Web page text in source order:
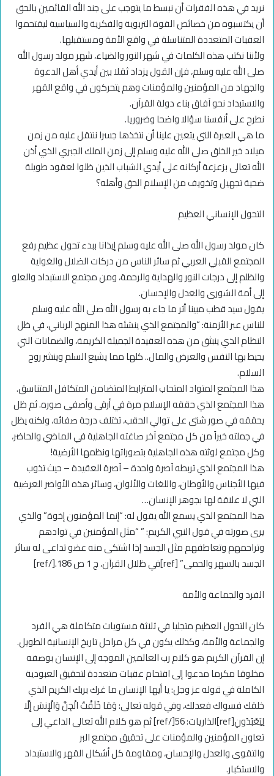
نريد في هذه الفقرات أن نبسط ما يتوجب على جند الله القائمين بالحق
أن يكتسبوه من خصائص القوة التربوية والفكرية والسياسية ليقتحموا
العقبات المتعددة المتناسلة في واقع الأمة ومستقبلها.
ولأننا نكتب هذه الكلمات في شهر النور والضياء، شهر مولد رسول الله
صلى الله عليه وسلم، فإن القول يزداد ثقلا بين أيدي أهل الدعوة
والجهاد من المؤمنين والمؤمنات وهم يتحركون في واقع القهر
والاستبداد نحو آفاق بناء دولة القرآن.
نطرح على أنفسنا سؤالا واضحا وضروريا.
ما هي العبرة التي يتعين علينا أن نتخذها جسرا ننتقل عليه من زمن
ميلاد خير الخلق صلى الله عليه وسلم إلى زمن الملك الجبري الذي أذن
الله تعالى بزعزعة أركانه على أيدي الشباب الذين ظلوا لعقود طويلة
ضحية تجهيل وتخويف من الإسلام الحق وأهله؟
التحول الإنساني العظيم
كان مولد رسول الله صلى الله عليه وسلم إيذانا ببدء تحول عظيم رفع
المجتمع القبلي العربي ثم سائر الناس من دركات الضلال والغواية
والظلم إلى درجات النور والهداية والرحمة، ومن مجتمع الاستبداد والعلو
إلى أمة الشورى والعدل والإحسان.
يقول سيد قطب مبينا أثر ما جاء به رسول الله صلى الله عليه وسلم
للناس عبر الأزمنة: “والمجتمع الذي ينشئه هذا المنهج الرباني، في ظل
النظام الذي ينبثق من هذه العقيدة الجميلة الكريمة، والضمانات التي
يحيط بها النفس والعرض والمال.. كلها مما يشيع السلم وينشر روح
السلام.
هذا المجتمع المتواد المتحاب المترابط المتضامن المتكافل المتناسق.
هذا المجتمع الذي حققه الإسلام مرة في أرقى وأصفى صوره. ثم ظل
يحققه في صور شتى على توالي الحقب، تختلف درجة صفائه، ولكنه يظل
في جملته خيراً من كل مجتمع آخر صاغته الجاهلية في الماضي والحاضر،
وكل مجتمع لوثته هذه الجاهلية بتصوراتها ونظمها الأرضية!
هذا المجتمع الذي تربطه آصرة واحدة – آصرة العقيدة – حيث تذوب
فيها الأجناس والأوطان، واللغات والألوان، وسائر هذه الأواصر العرضية
التي لا علاقة لها بجوهر الإنسان…
هذا المجتمع الذي يسمع الله يقول له: “إنما المؤمنون إخوة” والذي
يرى صورته في قول النبي الكريم: ” “مثل المؤمنين في توادهم
وتراحمهم وتعاطفهم مثل الجسد إذا اشتكى منه عضو تداعى له سائر
الجسد بالسهر والحمى” [ref]في ظلال القرآن، ج 1 ص 186.[/ref]
الفرد والجماعة والأمة
كان التحول العظيم متجليا في ثلاثة مستويات متكاملة هي الفرد
والجماعة والأمة، وكذلك يكون في كل مراحل تاريخ الإنسانية الطويل.
إن القرآن الكريم هو كلام رب العالمين الموجه إلى الإنسان بوصفه
مخلوقا مكرما مدعوا إلى اقتحام عقبات متعددة لتحقيق العبودية
الكاملة في قوله عز وجل: يا أيها الإنسان ما غرك بربك الكريم الذي
خلقك فسواك فعدلك، وفي قوله تعالى: وَمَا خَلَقْتُ الْجِنَّ وَالْإِنسَ إِلَّا
لِيَعْبُدُونِ[ref]الذاريات: 56[/ref] ثم هو كلام الله تعالى الداعي إلى
تعاون المؤمنين والمؤمنات على تحقيق مجتمع البر
والتقوى والعدل والإحسان، ومقاومة كل أشكال القهر والاستبداد
والاستكبار.